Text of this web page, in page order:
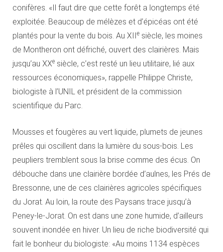
conifères. «Il faut dire que cette forêt a longtemps été
exploitée. Beaucoup de mélèzes et d’épicéas ont été
plantés pour la vente du bois. Au XIIe siècle, les moines
de Montheron ont défriché, ouvert des clairières. Mais
jusqu’au XXe siècle, c’est resté un lieu utilitaire, lié aux
ressources économiques», rappelle Philippe Christe,
biologiste à l’UNIL et président de la commission
scientifique du Parc.
Mousses et fougères au vert liquide, plumets de jeunes
prêles qui oscillent dans la lumière du sous-bois. Les
peupliers tremblent sous la brise comme des écus. On
débouche dans une clairière bordée d’aulnes, les Prés de
Bressonne, une de ces clairières agricoles spécifiques
du Jorat. Au loin, la route des Paysans trace jusqu’à
Peney-le-Jorat. On est dans une zone humide, d’ailleurs
souvent inondée en hiver. Un lieu de riche biodiversité qui
fait le bonheur du biologiste: «Au moins 1134 espèces